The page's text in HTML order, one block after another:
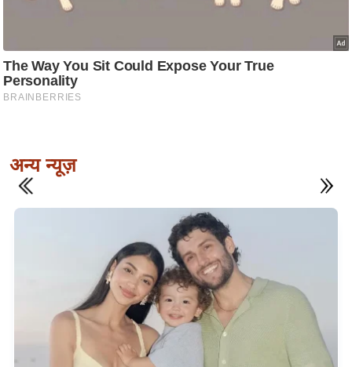
अन्य न्यूज़